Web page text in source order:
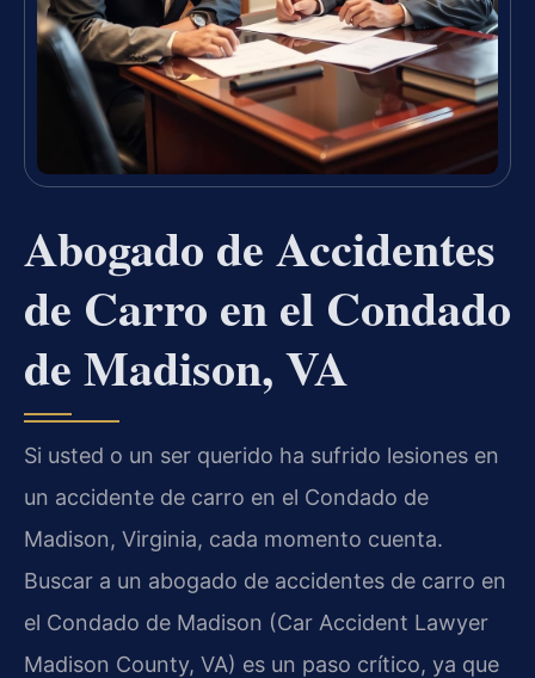
Abogado de Accidentes
de Carro en el Condado
de Madison, VA
Si usted o un ser querido ha sufrido lesiones en
un accidente de carro en el Condado de
Madison, Virginia, cada momento cuenta.
Buscar a un abogado de accidentes de carro en
el Condado de Madison (Car Accident Lawyer
Madison County, VA) es un paso crítico, ya que